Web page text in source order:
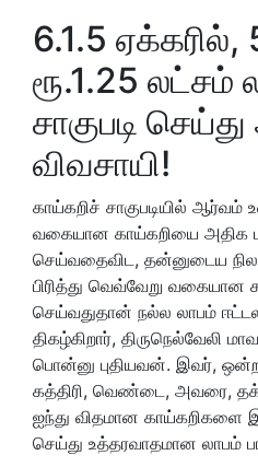
6.1.5
ரூ.1.25 லட்சம்
சாகுபடி
விவசாயி!
காய்கறிச் சாகுபடியில்
வகையான காய்கறியை அதிக
செய்வதைவிட, தன்னுடைய
பிரித்து வெவ்வேறு வகையான
செய்வதுதான் நல்ல லாபம்
திகழ்கிறார், திருநெல்வேலி
பொன்னு புதியவன். இவர்,
கத்திரி, வெண்டை, அவரை,
ஐந்து விதமான காய்கறிகளை
செய்து உத்தரவாதமான லாபம்